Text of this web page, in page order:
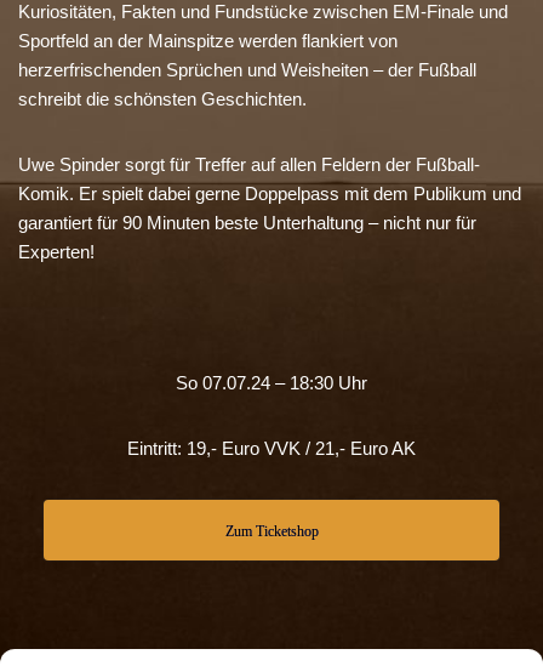
Kuriositäten, Fakten und Fundstücke zwischen EM-Finale und
Sportfeld an der Mainspitze werden flankiert von
herzerfrischenden Sprüchen und Weisheiten – der Fußball
schreibt die schönsten Geschichten.
Uwe Spinder sorgt für Treffer auf allen Feldern der Fußball-
Komik. Er spielt dabei gerne Doppelpass mit dem Publikum und
garantiert für 90 Minuten beste Unterhaltung – nicht nur für
Experten!
So 07.07.24 – 18:30 Uhr
Eintritt: 19,- Euro VVK / 21,- Euro AK
Zum Ticketshop